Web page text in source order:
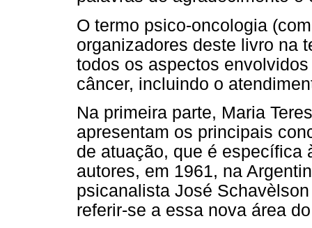
O termo psico-oncologia
organizadores deste livro na
todos os aspectos
câncer, incluindo o
Na primeira parte, Maria
apresentam os principais
de atuação, que é específica
autores, em 1961, na
psicanalista José
referir-se a essa nova área